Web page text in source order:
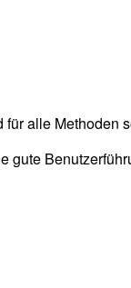
alle Methoden
gute